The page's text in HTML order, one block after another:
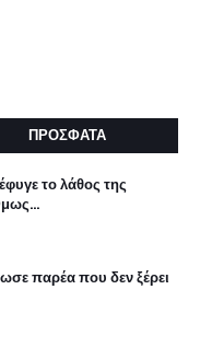
ΠΡΟΣΦΑΤΑ
το λάθος της
παρέα που δεν ξέρει